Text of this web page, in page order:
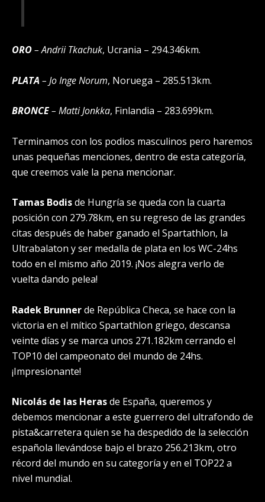
ORO–Andrii Tkachuk, Ucrania – 294.346km.
PLATA – Jo Inge Norum, Noruega – 285.513km.
BRONCE– Matti Jonkka, Finlandia – 283.699km.
Terminamos con los podios masculinos pero haremos
unas pequeñas menciones, dentro de esta categoría,
que creemos vale la pena mencionar.
Tamas Bodisde Hungría se queda con la cuarta
posición con 279.78km, en su regreso de las grandes
citas después de haber ganado el Spartathlon, la
Ultrabalaton y ser medalla de plata en los WC-24hs
todo en el mismo año 2019. ¡Nos alegra verlo de
vuelta dando pelea!
Radek Brunnerde República Checa, se hace con la
victoria en el mítico Spartathlon griego, descansa
veinte días y se marca unos 271.182km cerrando el
TOP10 del campeonato del mundo de 24hs.
¡Impresionante!
Nicolás de las Herasde España, queremos y
debemos mencionar a este guerrero del ultrafondo de
pista&carretera quien se ha despedido de la selección
española llevándose bajo el brazo 256.213km, otro
récord del mundo en su categoría y en el TOP22 a
nivel mundial.